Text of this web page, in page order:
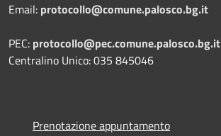
Email: protocollo@comune.palosco.bg.it
PEC: protocollo@pec.comune.palosco.bg.it
Centralino Unico: 035 845046
Prenotazione appuntamento